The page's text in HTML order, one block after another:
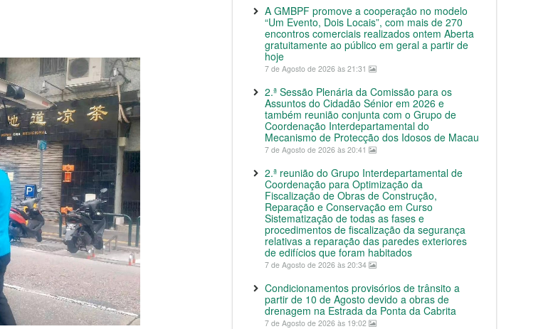
A GMBPF promove a cooperação no modelo
“Um Evento, Dois Locais”, com mais de 270
encontros comerciais realizados ontem Aberta
gratuitamente ao público em geral a partir de
hoje
7 de Agosto de 2026 às 21:31
2.ª Sessão Plenária da Comissão para os
Assuntos do Cidadão Sénior em 2026 e
também reunião conjunta com o Grupo de
Coordenação Interdepartamental do
Mecanismo de Protecção dos Idosos de Macau
7 de Agosto de 2026 às 20:41
2.ª reunião do Grupo Interdepartamental de
Coordenação para Optimização da
Fiscalização de Obras de Construção,
Reparação e Conservação em Curso
Sistematização de todas as fases e
procedimentos de fiscalização da segurança
relativas a reparação das paredes exteriores
de edifícios que foram habitados
7 de Agosto de 2026 às 20:34
Condicionamentos provisórios de trânsito a
partir de 10 de Agosto devido a obras de
drenagem na Estrada da Ponta da Cabrita
7 de Agosto de 2026 às 19:02